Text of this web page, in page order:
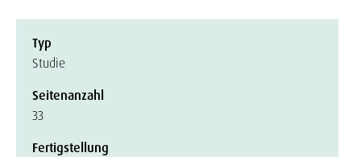
Typ
Studie
Seitenanzahl
33
Fertigstellung